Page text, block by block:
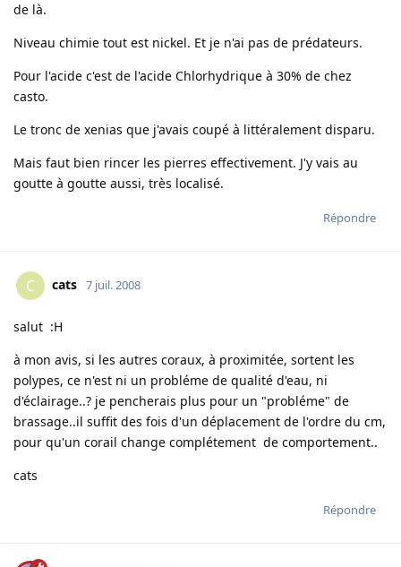
de là.
Niveau chimie tout est nickel. Et je n'ai pas de prédateurs.
Pour l'acide c'est de l'acide Chlorhydrique à 30% de chez
casto.
Le tronc de xenias que j'avais coupé à littéralement disparu.
Mais faut bien rincer les pierres effectivement. J'y vais au
goutte à goutte aussi, très localisé.
Répondre
C cats 7 juil. 2008
salut :H
à mon avis, si les autres coraux, à proximitée, sortent les
polypes, ce n'est ni un probléme de qualité d'eau, ni
d'éclairage..? je pencherais plus pour un "probléme" de
brassage..il suffit des fois d'un déplacement de l'ordre du cm,
pour qu'un corail change complétement de comportement..
cats
Répondre